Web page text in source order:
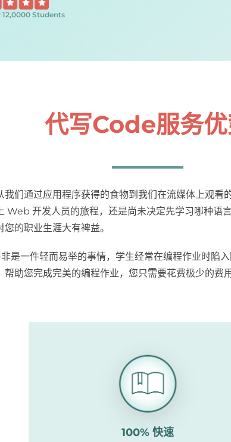
12,0000 Students
代写Code服务
我们通过应用程序获得的食物到我们在流媒体上观看
Web 开发人员的旅程，还是尚未决定先学习哪种语
的职业生涯大有裨益。
是一件轻而易举的事情，学生经常在编程作业时陷
帮助您完成完美的编程作业，您只需要花费极少的费
100% 快速